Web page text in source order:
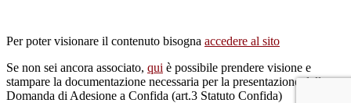
Per poter visionare il contenuto bisogna accedere al sito
Se non sei ancora associato, qui è possibile prendere visione e
stampare la documentazione necessaria per la presentazione della
Domanda di Adesione a Confida (art.3 Statuto Confida)